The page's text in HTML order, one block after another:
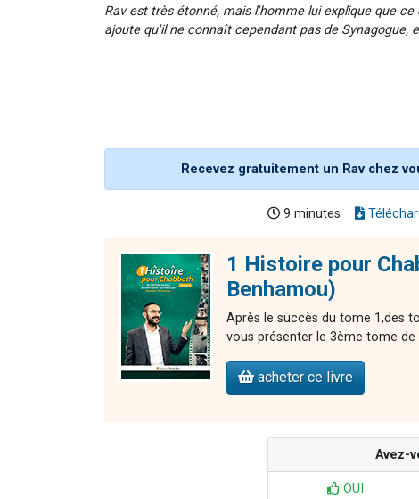
Rav est très étonné, mais l'homme lui explique que
ajoute qu'il ne connaît cependant pas de Synagogue,
Recevez gratuitement un Rav chez
9 minutes
1 Histoire pour
Benhamou)
Après le succès du tome 1,des
vous présenter le 3ème tome de
acheter ce livre
Avez-
OUI